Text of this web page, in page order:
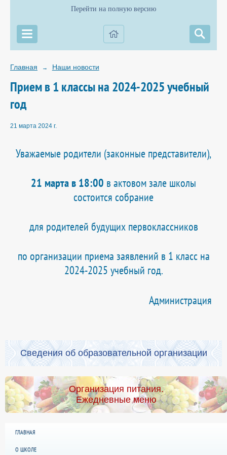
Перейти на полную версию
Главная → Наши новости
Прием в 1 классы на 2024-2025 учебный
год
21 марта 2024 г.
Уважаемые родители (законные представители),
21 марта в 18:00 в актовом зале школы
состоится собрание
для родителей будущих первоклассников
по организации приема заявлений в 1 класс на
2024-2025 учебный год.
Администрация
Сведения об образовательной организации
Организация питания.
Ежедневные меню
ГЛАВНАЯ
О ШКОЛЕ